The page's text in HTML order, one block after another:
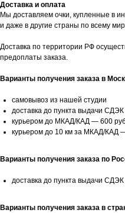
Доставка и оплата
Мы доставляем очки, купленные в
и даже в другие страны по всему
Доставка по территории РФ
предоплаты заказа.
Варианты получения заказа в
самовывоз из нашей студии
доставка до пункта выдачи
курьером до МКАД/КАД — 600
курьером до 10 км за МКАД/КАД
Варианты получения заказа по
доставка до пункта выдачи
Варианты получения заказа в